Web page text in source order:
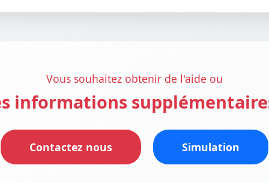
Vous souhaitez obtenir de l'aide ou
informations
Contactez nous Simulation